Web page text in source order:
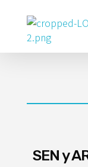
Poder Agropecuario
SEN y